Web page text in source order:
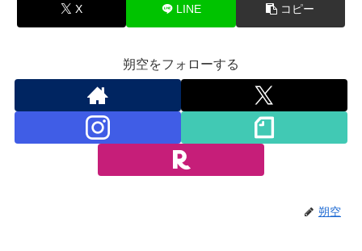
X LINE コピー
朔空をフォローする
朔空